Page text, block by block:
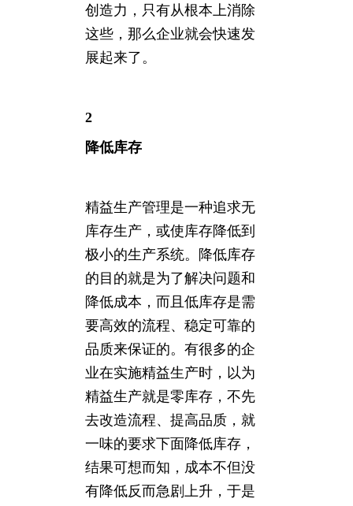
创造力，只有从根本上消除
这些，那么企业就会快速发
展起来了。
2
降低库存
精益生产管理是一种追求无
库存生产，或使库存降低到
极小的生产系统。降低库存
的目的就是为了解决问题和
降低成本，而且低库存是需
要高效的流程、稳定可靠的
品质来保证的。有很多的企
业在实施精益生产时，以为
精益生产就是零库存，不先
去改造流程、提高品质，就
一味的要求下面降低库存，
结果可想而知，成本不但没
有降低反而急剧上升，于是